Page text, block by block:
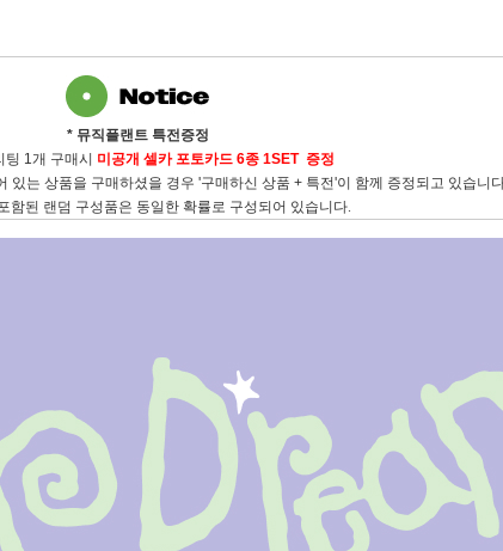
* 뮤직플랜트 특전증정
팅 1개 구매시 미공개 셀카 포토카드 6종 1SET 증정
있는 상품을 구매하셨을 경우 '구매하신 상품 + 특전'이 함께 증정되고 있습니
함된 랜덤 구성품은 동일한 확률로 구성되어 있습니다